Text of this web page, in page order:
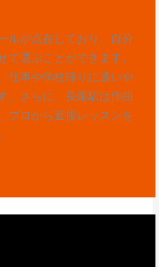
ルが点在しており、自分
選ぶことができます。
仕事や学校帰りに通いや
。さらに、長尾駅は作曲
プロから直接レッスンを